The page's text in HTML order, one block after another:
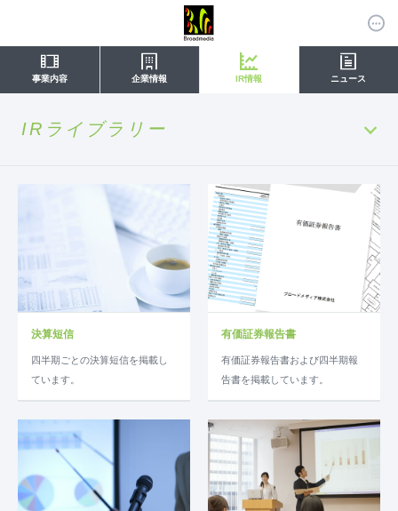
事業内容 企業情報 IR情報 ニュース
IRライブラリー
決算短信
四半期ごとの決算短信を掲載し
ています。
有価証券報告書
有価証券報告書および四半期報
告書を掲載しています。